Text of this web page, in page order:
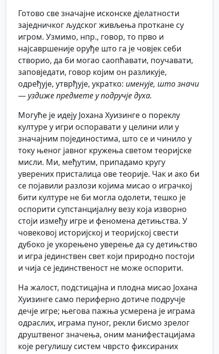
Готово све значајне исконске дјелатности
заједничког људског живљења проткане су
игром. Узмимо, нпр., говор, то прво и
најсавршеније оруђе што га је човјек себи
створио, да би могао саопћавати, поучавати,
заповједати, говор којим он разликује,
одређује, утврђује, укратко: именује, што значи
—уздиже предмете у подручје духа.
Могуће је идеју Јохана Хуизинге о пореклу
културе у игри оспоравати у целини или у
значајним појединостима, што се и чинило у
току њеног јавног кружења светом теоријске
мисли. Ми, међутим, припадамо кругу
уверених присталица ове теорије. Чак и ако би
се појавили разлози којима мисао о играчкој
бити културе не би могла одолети, тешко је
оспорити супстанцијалну везу која изворно
стоји између игре и феномена детињства. У
човековој историјској и теоријској свести
дубоко је укорењено уверење да су детињство
и игра јединствен свет који природно постоји
и чија се јединственост не може оспорити.
На жалост, подстицајна и плодна мисао Јохана
Хуизинге само периферно дотиче подручје
дечје игре; његова пажња усмерена је играма
одраслих, играма пуног, рекли бисмо зрелог
друштвеног значења, оним манифестацијама
које регулишу систем чврсто фиксираних